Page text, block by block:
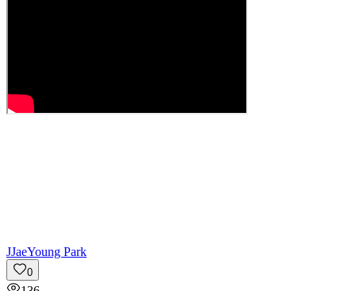
JJaeYoung Park
0